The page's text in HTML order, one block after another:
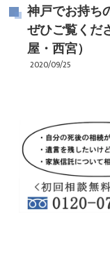
神戸でお持ち
ぜひご覧くだ
屋・西宮）
2020/09/25